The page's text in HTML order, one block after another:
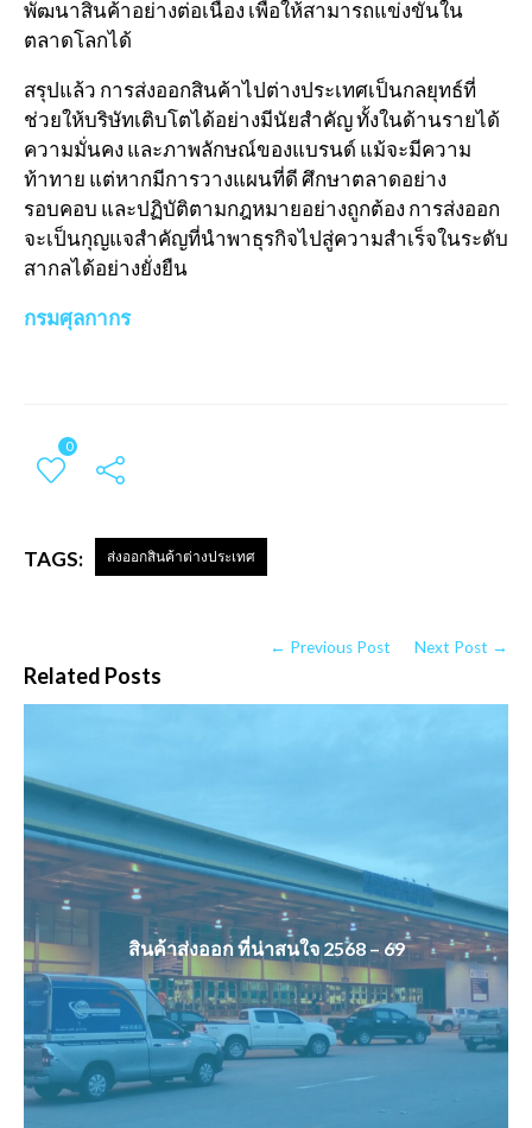
พัฒนาสินค้าอย่างต่อเนื่อง เพื่อให้สามารถแข่งขันใน
ตลาดโลกได้
สรุปแล้ว การส่งออกสินค้าไปต่างประเทศเป็นกลยุทธ์ที่
ช่วยให้บริษัทเติบโตได้อย่างมีนัยสำคัญ ทั้งในด้านรายได้
ความมั่นคง และภาพลักษณ์ของแบรนด์ แม้จะมีความ
ท้าทาย แต่หากมีการวางแผนที่ดี ศึกษาตลาดอย่าง
รอบคอบ และปฏิบัติตามกฎหมายอย่างถูกต้อง การส่งออก
จะเป็นกุญแจสำคัญที่นำพาธุรกิจไปสู่ความสำเร็จในระดับ
สากลได้อย่างยั่งยืน
กรมศุลกากร
0
TAGS: ส่งออกสินค้าต่างประเทศ
Related Posts
← Previous Post Next Post →
สินค้าส่งออก ที่น่าสนใจ 2568 – 69